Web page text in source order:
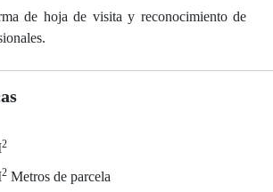
de hoja de visita y reconocimiento de
2
2 Metros de parcela